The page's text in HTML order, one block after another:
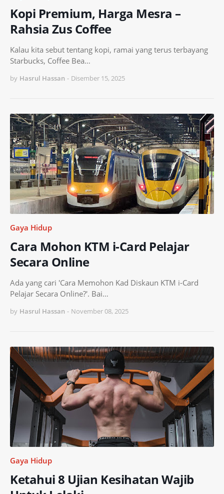
Kopi Premium, Harga Mesra –
Rahsia Zus Coffee
Kalau kita sebut tentang kopi, ramai yang terus terbayang
Starbucks, Coffee Bea…
by Hasrul Hassan - Disember 15, 2025
Gaya Hidup
Cara Mohon KTM i-Card Pelajar
Secara Online
Ada yang cari 'Cara Memohon Kad Diskaun KTM i-Card
Pelajar Secara Online?'. Bai…
by Hasrul Hassan - November 08, 2025
Gaya Hidup
Ketahui 8 Ujian Kesihatan Wajib